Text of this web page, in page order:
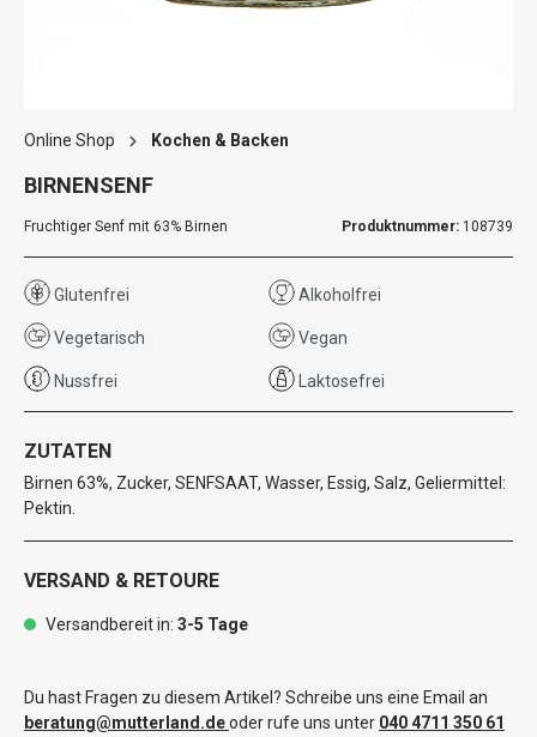
Online Shop Kochen & Backen
BIRNENSENF
Fruchtiger Senf mit 63% Birnen Produktnummer: 108739
Glutenfrei Alkoholfrei
Vegetarisch Vegan
Nussfrei Laktosefrei
ZUTATEN
Birnen 63%, Zucker, SENFSAAT, Wasser, Essig, Salz, Geliermittel:
Pektin.
VERSAND & RETOURE
Versandbereit in: 3-5 Tage
Du hast Fragen zu diesem Artikel? Schreibe uns eine Email an
beratung@mutterland.deoder rufe uns unter 040 4711 350 61